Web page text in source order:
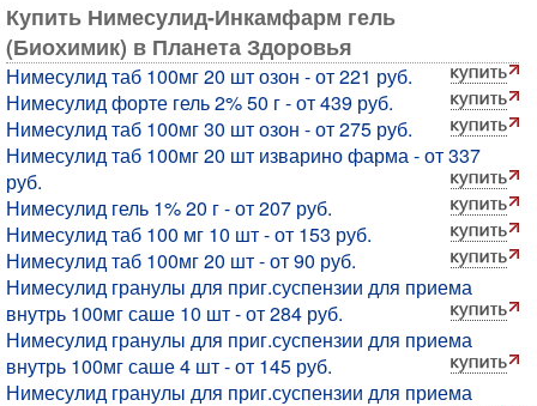
Купить Нимесулид-Инкамфарм гель
(Биохимик) в Планета Здоровья
Нимесулид таб 100мг 20 шт озон - от 221 руб.
Нимесулид форте гель 2% 50 г - от 439 руб.
Нимесулид таб 100мг 30 шт озон - от 275 руб.
Нимесулид таб 100мг 20 шт изварино фарма - от 337
руб.
Нимесулид гель 1% 20 г - от 207 руб.
Нимесулид таб 100 мг 10 шт - от 153 руб.
Нимесулид таб 100мг 20 шт - от 90 руб.
Нимесулид гранулы для приг.суспензии для приема
внутрь 100мг саше 10 шт - от 284 руб.
Нимесулид гранулы для приг.суспензии для приема
внутрь 100мг саше 4 шт - от 145 руб.
Нимесулид гранулы для приг.суспензии для приема